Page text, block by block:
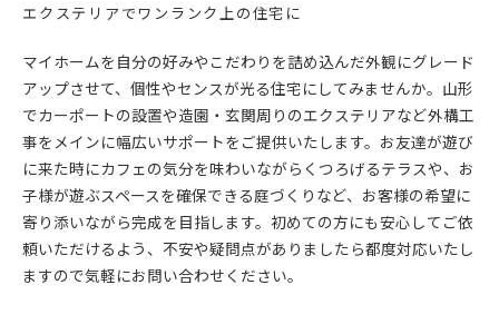
エクステリアでワンランク上の住宅に
マイホームを自分の好みやこだわりを詰め込んだ外観にグレード
アップさせて、個性やセンスが光る住宅にしてみませんか。山形
でカーポートの設置や造園・玄関周りのエクステリアなど外構工
事をメインに幅広いサポートをご提供いたします。お友達が遊び
に来た時にカフェの気分を味わいながらくつろげるテラスや、お
子様が遊ぶスペースを確保できる庭づくりなど、お客様の希望に
寄り添いながら完成を目指します。初めての方にも安心してご依
頼いただけるよう、不安や疑問点がありましたら都度対応いたし
ますので気軽にお問い合わせください。